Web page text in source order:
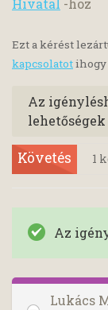
Hivatal -hoz
Ezt a kérést
kapcsolatotihogy
Az
lehetőségek
Követés 1
Az
Lukács